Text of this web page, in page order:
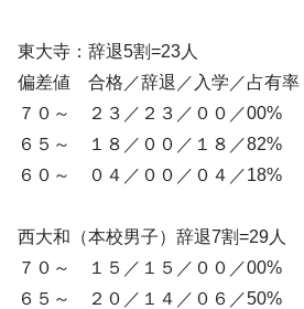
東大寺：辞退5割=23人
偏差値 合格／辞退／入学／占有率
７０～ ２３／２３／００／00%
６５～ １８／００／１８／82%
６０～ ０４／００／０４／18%
西大和（本校男子）辞退7割=29人
７０～ １５／１５／００／00%
６５～ ２０／１４／０６／50%